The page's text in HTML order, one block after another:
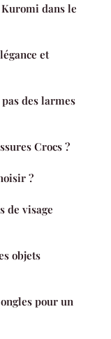
dans le
et
des larmes
Crocs ?
?
de visage
objets
pour un